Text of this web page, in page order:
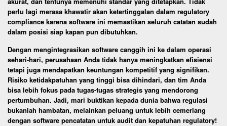
perlu lagi merasa khawatir akan ketertinggalan dalam regulatory
compliance karena software ini memastikan seluruh catatan sudah
dalam posisi siap kapan pun dibutuhkan.
Dengan mengintegrasikan software canggih ini ke dalam operasi
sehari-hari, perusahaan Anda tidak hanya meningkatkan efisiensi
tetapi juga mendapatkan keuntungan kompetitif yang signifikan.
Risiko ketidakpatuhan yang tinggi bisa dihindari, dan tim Anda
bisa lebih fokus pada tugas-tugas strategis yang mendorong
pertumbuhan. Jadi, mari buktikan kepada dunia bahwa regulasi
bukanlah hambatan, melainkan peluang untuk lebih cemerlang
dengan software pencatatan untuk audit dan kepatuhan regulatory!